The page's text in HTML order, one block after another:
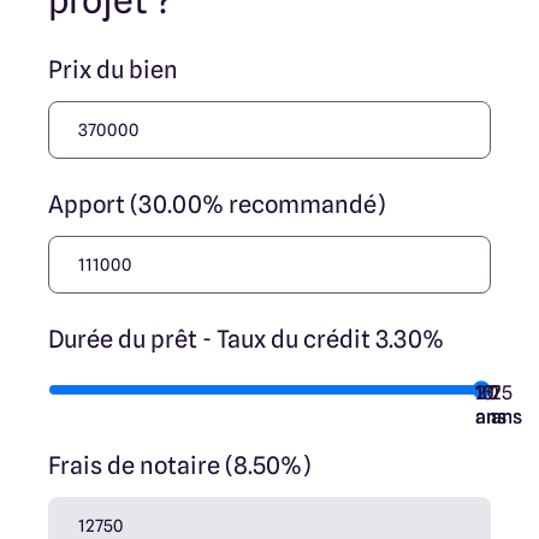
Prix du bien
Apport (30.00% recommandé)
Durée du prêt - Taux du crédit 3.30%
7
ans
10
ans
15
ans
20
ans
25
ans
Frais de notaire (8.50%)